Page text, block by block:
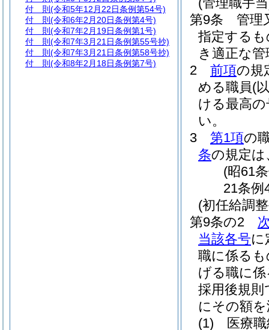
第9条
管理
指定する
き適正な
2
前項の規
める職員(
ける最高
い。
3
第1項の
条の規定
(昭61
21条例
(初任給調
第9条の2
当該各号に
職に係る
げる職に
採用後規
にその額
(1)
医療
付 則 (令和5年12月22日条例第54号)
付 則 (令和6年2月20日条例第4号)
付 則 (令和7年2月19日条例第1号)
付 則 (令和7年3月21日条例第55号抄)
付 則 (令和7年3月21日条例第58号抄)
付 則 (令和8年2月18日条例第7号)